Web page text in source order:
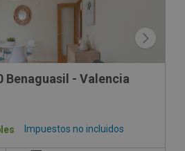
Benaguasil - Valencia
Impuestos no incluidos